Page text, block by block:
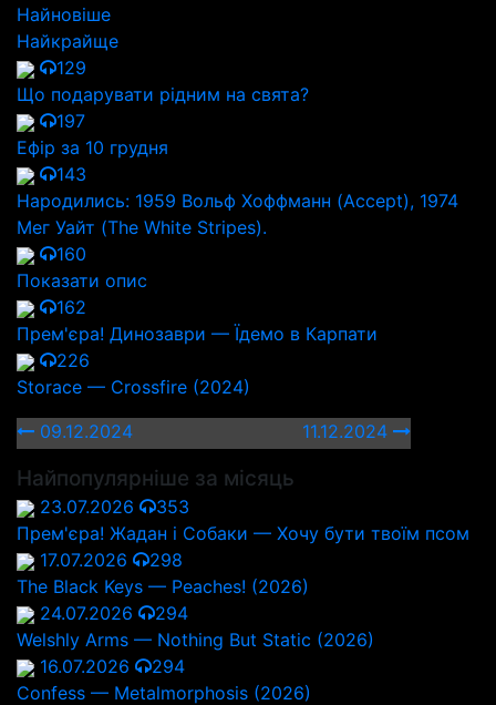
Найновіше
Найкрайще
129
Що подарувати рідним на свята?
197
Ефір за 10 грудня
143
Народились: 1959 Вольф Хоффманн (Accept), 1974
Мег Уайт (The White Stripes).
160
Показати опис
162
Прем'єра! Динозаври — Їдемо в Карпати
226
Storace — Crossfire (2024)
09.12.2024
11.12.2024
Найпопулярніше за місяць
23.07.2026
353
Прем'єра! Жадан і Собаки — Хочу бути твоїм псом
17.07.2026
298
The Black Keys — Peaches! (2026)
24.07.2026
294
Welshly Arms — Nothing But Static (2026)
16.07.2026
294
Confess — Metalmorphosis (2026)